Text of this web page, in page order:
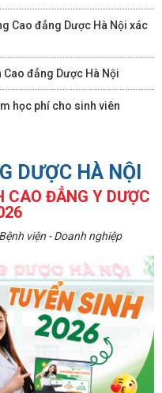
Cao đẳng Dược Hà Nội xác
đẳng Dược Hà Nội
học phí cho sinh viên
DƯỢC HÀ NỘI
CAO ĐẲNG Y DƯỢC
viện - Doanh nghiệp